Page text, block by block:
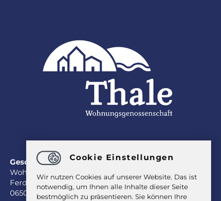
Geschäftsstelle
Wohnungsgenossenschaft Thale eG
Ferdinand-Freiligrath-Straße 53
06502 Thale
Cookie Einstellungen
Wir nutzen Cookies auf unserer Website. Das ist
notwendig, um Ihnen alle Inhalte dieser Seite
bestmöglich zu präsentieren. Sie können Ihre